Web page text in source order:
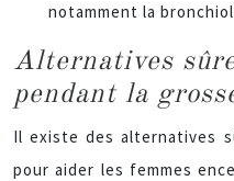
notamment la
Alternatives
pendant la
Il existe des alternatives
pour aider les femmes